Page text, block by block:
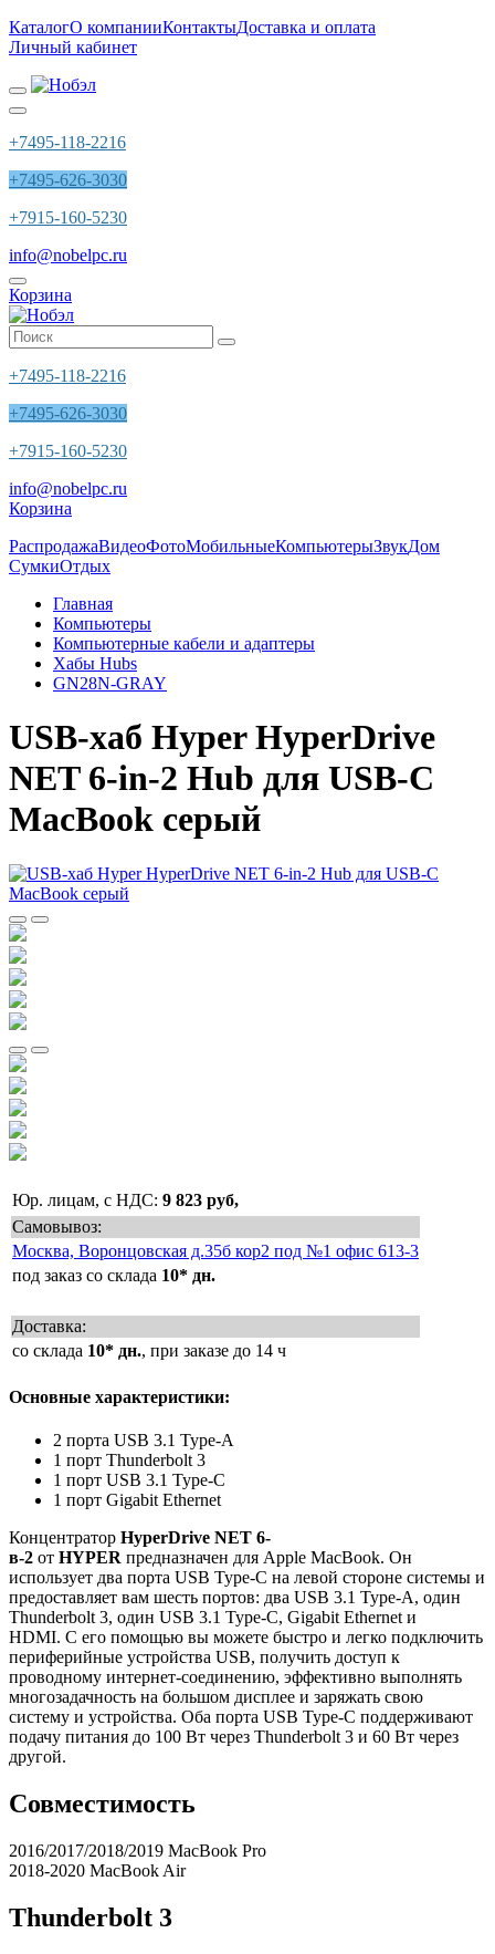
КаталогО компанииКонтактыДоставка и оплата
Личный кабинет
+7495-118-2216
+7495-626-3030
+7915-160-5230
info@nobelpc.ru
Корзина
+7495-118-2216
+7495-626-3030
+7915-160-5230
info@nobelpc.ru
Корзина
РаспродажаВидеоФотоМобильныеКомпьютерыЗвукДом
СумкиОтдых
Главная
Компьютеры
Компьютерные кабели и адаптеры
Хабы Hubs
GN28N-GRAY
USB-хаб Hyper HyperDrive
NET 6-in-2 Hub для USB-C
MacBook серый
Юр. лицам, с НДС: 9 823 руб,
Самовывоз:
Москва, Воронцовская д.35б кор2 под №1 офис 613-3
под заказ со склада 10* дн.
Доставка:
со склада 10* дн., при заказе до 14 ч
Основные характеристики:
2 порта USB 3.1 Type-A
1 порт Thunderbolt 3
1 порт USB 3.1 Type-C
1 порт Gigabit Ethernet
Концентратор HyperDrive NET 6-
в-2 от HYPER предназначен для Apple MacBook. Он
использует два порта USB Type-C на левой стороне системы и
предоставляет вам шесть портов: два USB 3.1 Type-A, один
Thunderbolt 3, один USB 3.1 Type-C, Gigabit Ethernet и
HDMI. С его помощью вы можете быстро и легко подключить
периферийные устройства USB, получить доступ к
проводному интернет-соединению, эффективно выполнять
многозадачность на большом дисплее и заряжать свою
систему и устройства. Оба порта USB Type-C поддерживают
подачу питания до 100 Вт через Thunderbolt 3 и 60 Вт через
другой.
Совместимость
2016/2017/2018/2019 MacBook Pro
2018-2020 MacBook Air
Thunderbolt 3